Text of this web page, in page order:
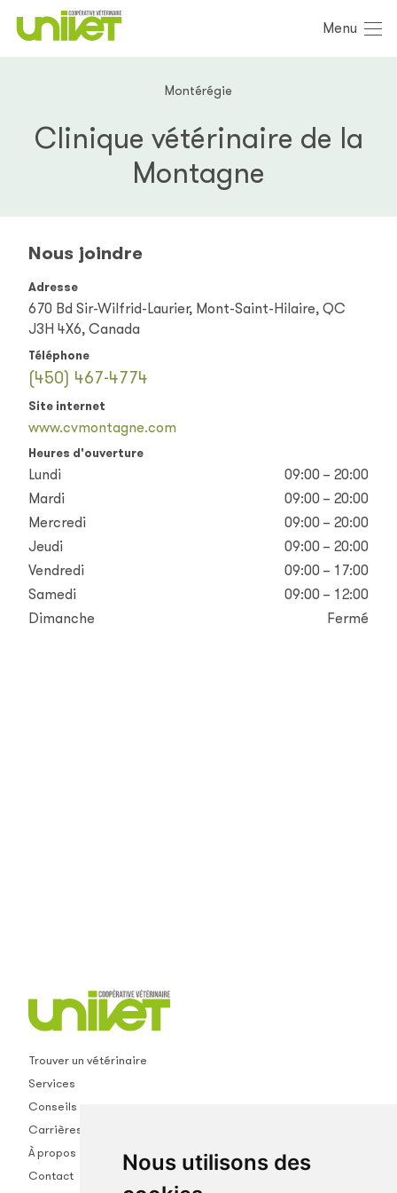
Nous utilisons des
Menu
Montérégie
Clinique vétérinaire de la
Montagne
Nous joindre
Adresse
670 Bd Sir-Wilfrid-Laurier, Mont-Saint-Hilaire, QC
J3H 4X6, Canada
Téléphone
(450) 467-4774
Site internet
www.cvmontagne.com
Heures d'ouverture
Lundi
09:00 – 20:00
Mardi
09:00 – 20:00
Mercredi
09:00 – 20:00
Jeudi
09:00 – 20:00
Vendredi
09:00 – 17:00
Samedi
09:00 – 12:00
Dimanche
Fermé
Trouver un vétérinaire
Services
Conseils
Carrières
À propos
Contact